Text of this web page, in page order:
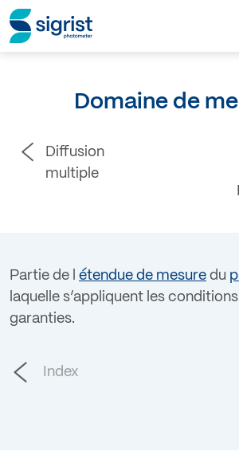
Login
Domaine de
Diffusion
multiple
Partie de l étendue de mesure du
laquelle s’appliquent les
garanties.
Index